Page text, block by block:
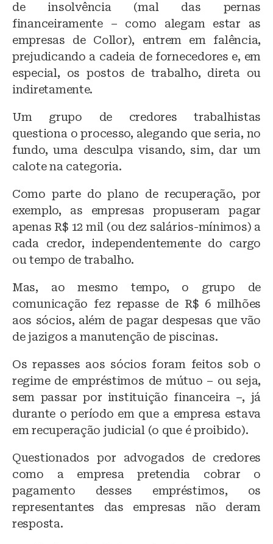
de insolvência (mal das pernas
financeiramente – como alegam estar as
empresas de Collor), entrem em falência,
prejudicando a cadeia de fornecedores e, em
especial, os postos de trabalho, direta ou
indiretamente.
Um grupo de credores trabalhistas
questiona o processo, alegando que seria, no
fundo, uma desculpa visando, sim, dar um
calote na categoria.
Como parte do plano de recuperação, por
exemplo, as empresas propuseram pagar
apenas R$ 12 mil (ou dez salários-mínimos) a
cada credor, independentemente do cargo
ou tempo de trabalho.
Mas, ao mesmo tempo, o grupo de
comunicação fez repasse de R$ 6 milhões
aos sócios, além de pagar despesas que vão
de jazigos a manutenção de piscinas.
Os repasses aos sócios foram feitos sob o
regime de empréstimos de mútuo – ou seja,
sem passar por instituição financeira –, já
durante o período em que a empresa estava
em recuperação judicial (o que é proibido).
Questionados por advogados de credores
como a empresa pretendia cobrar o
pagamento desses empréstimos, os
representantes das empresas não deram
resposta.